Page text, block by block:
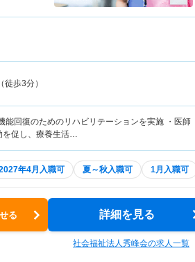
歩3分）
回復のためのリハビリテーションを実施 ・医師
を促し、療養生活…
年4月入職可 夏～秋入職可 1月入職可
る 詳細を見る
社会福祉法人秀峰会の求人一覧